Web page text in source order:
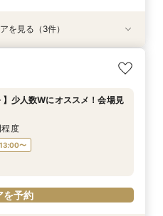
会》スマホで参加OK◎見積り×
予約
たり全館見学&ご相談フェア＼
予約
オンライン相談会！少人数W
予約
を見る（3件）
】少人数Wにオススメ！会場見
度
13:00〜
を予約